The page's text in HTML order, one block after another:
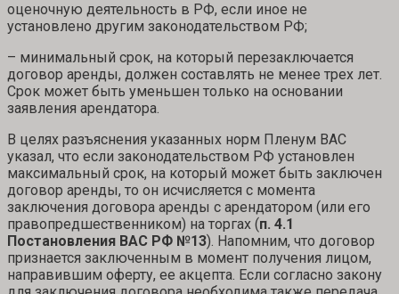
оценочную деятельность в РФ, если иное не
установлено другим законодательством РФ;
– минимальный срок, на который перезаключается
договор аренды, должен составлять не менее трех лет.
Срок может быть уменьшен только на основании
заявления арендатора.
В целях разъяснения указанных норм Пленум ВАС
указал, что если законодательством РФ установлен
максимальный срок, на который может быть заключен
договор аренды, то он исчисляется с момента
заключения договора аренды с арендатором (или его
правопредшественником) на торгах (п. 4.1
Постановления ВАС РФ №13). Напомним, что договор
признается заключенным в момент получения лицом,
направившим оферту, ее акцепта. Если согласно закону